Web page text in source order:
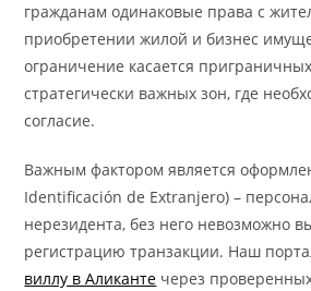
гражданам одинаковые права с
приобретении жилой и бизнес
ограничение касается
стратегически важных зон, где
согласие.
Важным фактором является
Identificación de Extranjero) –
нерезидента, без него невозможно
регистрацию транзакции. Наш
виллу в Аликанте через